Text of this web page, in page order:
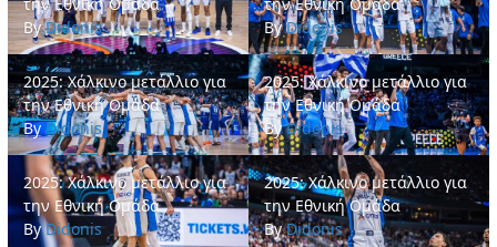
ByDidonis
ByDidonis
2025: Χάλκινο μετάλλιο για την Εθνική Ομάδα
2025: Χάλκινο μετάλλιο για
την Εθνική Ομάδα
ByDidonis
2025: Χάλκινο μετάλλιο για την
2025: Χάλκινο μετάλλιο για
την Εθνική Ομάδα
ByDidonis
2025: Χάλκινο μετάλλιο για την Εθνική Ομάδα
2025: Χάλκινο μετάλλιο για
την Εθνική Ομάδα
ByDidonis
2025: Χάλκινο μετάλλιο για την
2025: Χάλκινο μετάλλιο για
την Εθνική Ομάδα
ByDidonis